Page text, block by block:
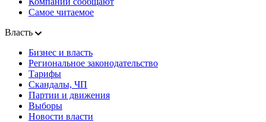
Самое читаемое
Власть
Бизнес и власть
Региональное законодательство
Тарифы
Скандалы, ЧП
Партии и движения
Выборы
Новости власти